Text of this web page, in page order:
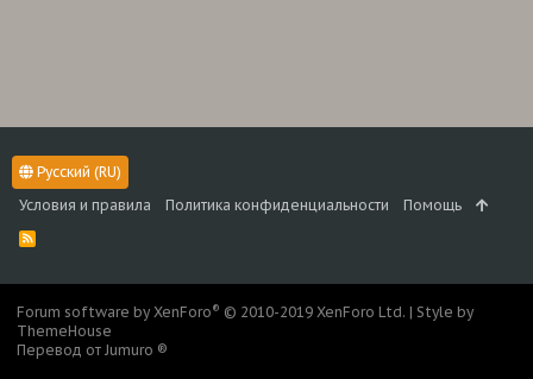
Русский (RU)
Условия и правила
Политика конфиденциальности Помощь
R
S
Forum software by XenForo® © 2010-2019 XenForo Ltd. | Style by
ThemeHouse
Перевод от Jumuro ®